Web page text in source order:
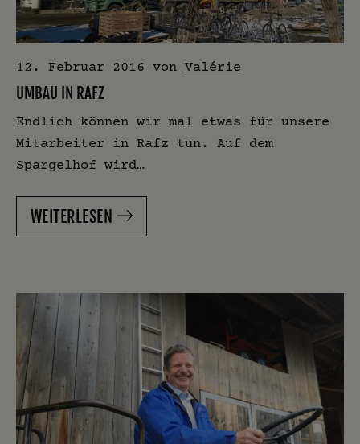
12. Februar 2016 von Valérie
UMBAU IN RAFZ
Endlich können wir mal etwas für unsere
Mitarbeiter in Rafz tun. Auf dem
Spargelhof wird…
WEITERLESEN